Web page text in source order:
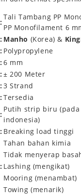
:
Tali Tambang PP
PP Monofilament 6
: Manho (Korea) &
: Polypropylene
: 6 mm
: ± 200 Meter
: 3 Strand
: Tersedia
:
Putih strip biru
indonesia)
: Breaking load tinggi
Tahan bahan kimia
Tidak menyerap
: Lashing (mengikat)
Mooring (menambat)
Towing (menarik)